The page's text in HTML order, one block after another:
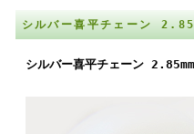
シルバー喜平チェーン
シルバー喜平チェーン